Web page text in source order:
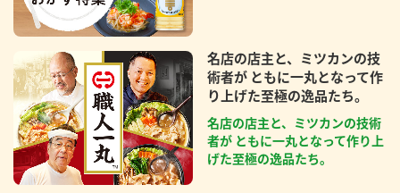
名店の店主と、ミツカンの技
術者が ともに一丸となって作
り上げた至極の逸品たち。
名店の店主と、ミツカンの技術
者が ともに一丸となって作り上
げた至極の逸品たち。